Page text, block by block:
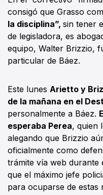
consigó que Grasso
la disciplina”, sin tener
de legisladora, es
equipo, Walter Brizzio,
particular de Báez.
Este lunes Arietto y
de la mañana en el
personalmente a Báez.
esperaba Perea, quien
alegando que Brizzio
oficialmente como
trámite vía web durante
que el máximo jefe
para ocuparse de estas